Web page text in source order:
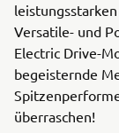
Versatile- und
Electric Drive-
begeisternde
überraschen!